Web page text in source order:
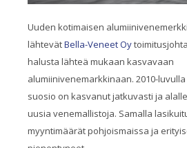
Uuden kotimaisen alumiinivenemerkki
lähtevätBella-Veneet Oy
halusta lähteä mukaan kasvavaan
alumiinivenemarkkinaan. 2010-
suosio on kasvanut jatkuvasti ja
uusia venemallistoja. Samalla
myyntimäärät pohjoismaissa ja